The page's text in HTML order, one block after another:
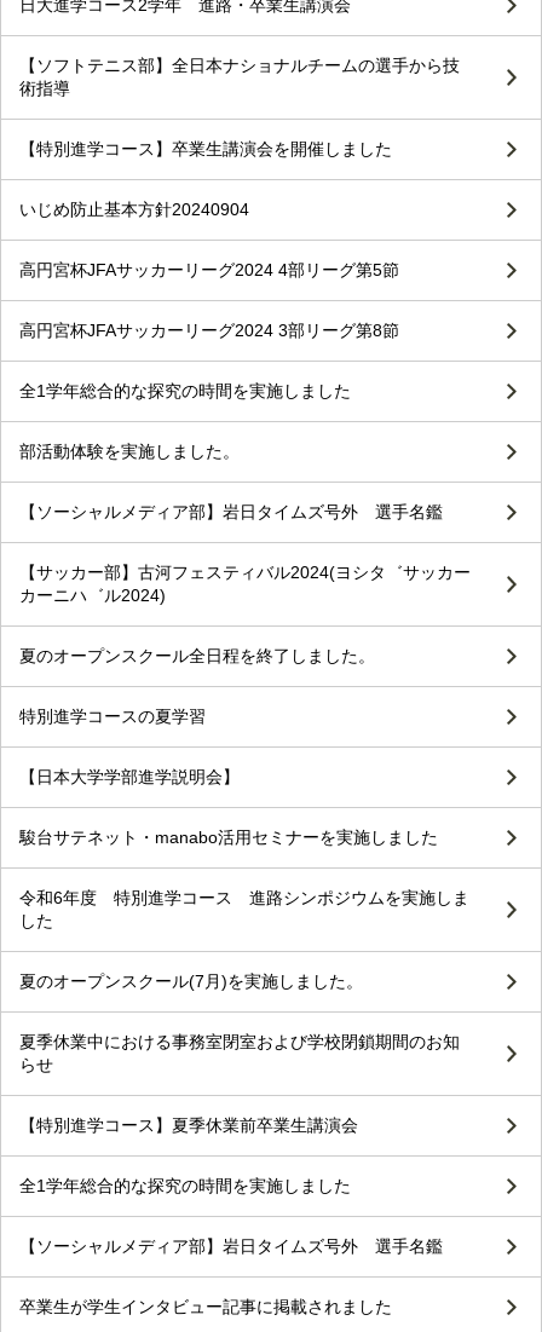
日大進学コース2学年 進路・卒業生講演会
【ソフトテニス部】全日本ナショナルチームの選手から技
術指導
【特別進学コース】卒業生講演会を開催しました
いじめ防止基本方針20240904
高円宮杯JFAサッカーリーグ2024 4部リーグ第5節
高円宮杯JFAサッカーリーグ2024 3部リーグ第8節
全1学年総合的な探究の時間を実施しました
部活動体験を実施しました。
【ソーシャルメディア部】岩日タイムズ号外 選手名鑑
【サッカー部】古河フェスティバル2024(ヨシタ゛サッカー
カーニハ゛ル2024)
夏のオープンスクール全日程を終了しました。
特別進学コースの夏学習
【日本大学学部進学説明会】
駿台サテネット・manabo活用セミナーを実施しました
令和6年度 特別進学コース 進路シンポジウムを実施しま
した
夏のオープンスクール(7月)を実施しました。
夏季休業中における事務室閉室および学校閉鎖期間のお知
らせ
【特別進学コース】夏季休業前卒業生講演会
全1学年総合的な探究の時間を実施しました
【ソーシャルメディア部】岩日タイムズ号外 選手名鑑
卒業生が学生インタビュー記事に掲載されました